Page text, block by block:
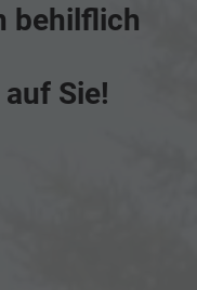
behilflich
Sie!